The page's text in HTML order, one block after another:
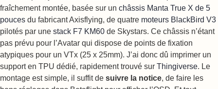
fraîchement montée, basée sur un châssis Manta True X de 5
pouces du fabricant Axisflying, de quatre moteurs BlackBird V3
pilotés par une stack F7 KM60 de Skystars. Ce châssis n’étant
pas prévu pour l’Avatar qui dispose de points de fixation
atypiques pour un VTx (25 x 25mm). J’ai donc dû imprimer un
support en TPU dédié, rapidement trouvé sur Thingiverse. Le
montage est simple, il suffit de suivre la notice, de faire les